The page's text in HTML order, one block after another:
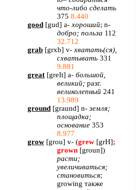
что-либо сделать
375 8.440
good [gud] a- хороший; n-
добро; польза 112
32.712
grab [grxb] v- хватать(ся),
схватывать 331
9.881
great [greIt] a- большой,
великий; разг.
великолепный 241
13.989
ground [graund] n- земля;
площадка;
основание 353
8.977
grow [grou] v- (grew [grH];
grown [groun])
расти;
увеличиваться;
становиться;
growing также